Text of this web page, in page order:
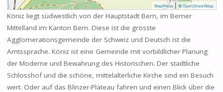
MapPress| © OpenStreetMap
Köniz liegt südwestlich von der Hauptstadt Bern, im Berner
Mittelland im Kanton Bern. Diese ist die grösste
Agglomerationsgemeinde der Schweiz und Deutsch ist die
Amtssprache. Köniz ist eine Gemeinde mit vorbildlicher Planung
der Moderne und Bewahrung des Historischen. Der stadtliche
Schlosshof und die schöne, mittelalterliche Kirche sind ein Besuch
wert. Oder auf das Blinzer-Plateau fahren und einen Blick über die